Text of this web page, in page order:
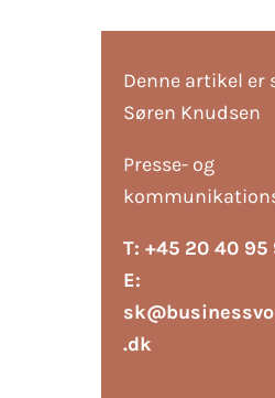
Denne artikel er
Søren Knudsen
Presse- og
T: +45 20 40 95
E:
.dk